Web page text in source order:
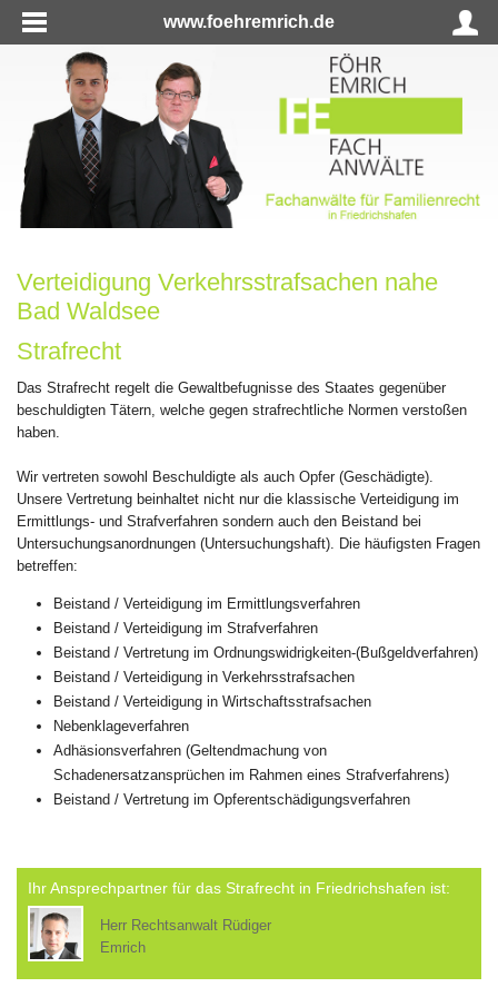
www.foehremrich.de
Verteidigung Verkehrsstrafsachen nahe
Bad Waldsee
Strafrecht
Das Strafrecht regelt die Gewaltbefugnisse des Staates gegenüber
beschuldigten Tätern, welche gegen strafrechtliche Normen verstoßen
haben.
Wir vertreten sowohl Beschuldigte als auch Opfer (Geschädigte).
Unsere Vertretung beinhaltet nicht nur die klassische Verteidigung im
Ermittlungs- und Strafverfahren sondern auch den Beistand bei
Untersuchungsanordnungen (Untersuchungshaft). Die häufigsten Fragen
betreffen:
Beistand / Verteidigung im Ermittlungsverfahren
Beistand / Verteidigung im Strafverfahren
Beistand / Vertretung im Ordnungswidrigkeiten-(Bußgeldverfahren)
Beistand / Verteidigung in Verkehrsstrafsachen
Beistand / Verteidigung in Wirtschaftsstrafsachen
Nebenklageverfahren
Adhäsionsverfahren (Geltendmachung von
Schadenersatzansprüchen im Rahmen eines Strafverfahrens)
Beistand / Vertretung im Opferentschädigungsverfahren
Ihr Ansprechpartner für das Strafrecht in Friedrichshafen ist:
Herr Rechtsanwalt Rüdiger
Emrich